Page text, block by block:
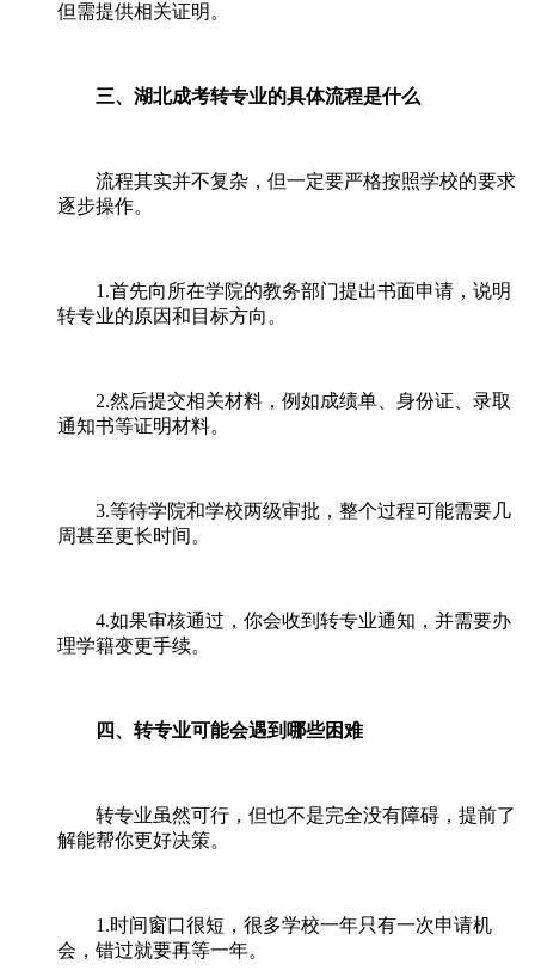
但需提供相关证明。
三、湖北成考转专业的具体流程是什么
流程其实并不复杂，但一定要严格按照学校的要求
逐步操作。
1.首先向所在学院的教务部门提出书面申请，说明
转专业的原因和目标方向。
2.然后提交相关材料，例如成绩单、身份证、录取
通知书等证明材料。
3.等待学院和学校两级审批，整个过程可能需要几
周甚至更长时间。
4.如果审核通过，你会收到转专业通知，并需要办
理学籍变更手续。
四、转专业可能会遇到哪些困难
转专业虽然可行，但也不是完全没有障碍，提前了
解能帮你更好决策。
1.时间窗口很短，很多学校一年只有一次申请机
会，错过就要再等一年。